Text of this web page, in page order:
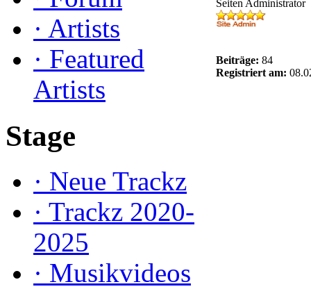
· Artists
· Featured
Artists
Stage
· Neue Trackz
· Trackz 2020-
2025
· Musikvideos
Seiten Administrator
Beiträge: 84
Registriert am: